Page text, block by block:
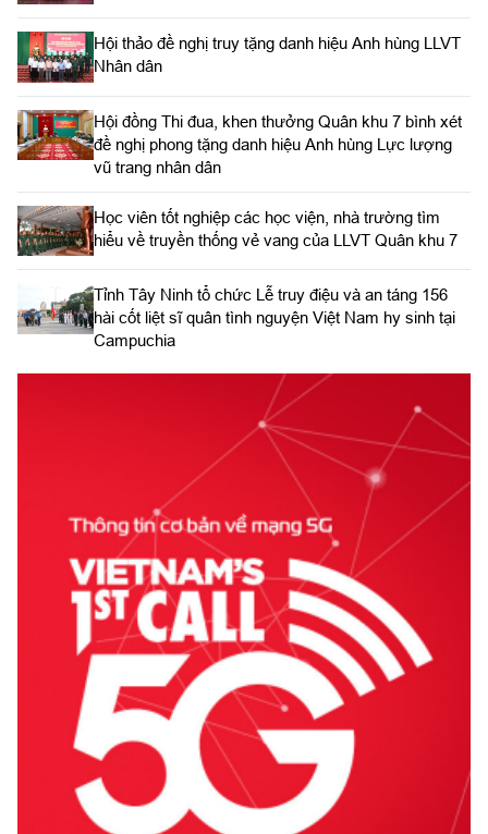
Hội thảo đề nghị truy tặng danh hiệu Anh hùng LLVT
Nhân dân
Hội đồng Thi đua, khen thưởng Quân khu 7 bình xét
đề nghị phong tặng danh hiệu Anh hùng Lực lượng
vũ trang nhân dân
Học viên tốt nghiệp các học viện, nhà trường tìm
hiểu về truyền thống vẻ vang của LLVT Quân khu 7
​Tỉnh Tây Ninh tổ chức Lễ truy điệu và an táng 156
hài cốt liệt sĩ quân tình nguyện Việt Nam hy sinh tại
Campuchia